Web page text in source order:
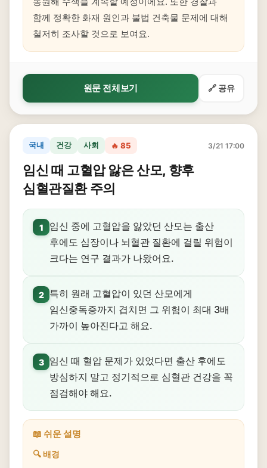
함께 정확한 화재 원인과 불법 건축물 문제에 대해
철저히 조사할 것으로 보여요.
원문 전체보기 🔗 공유
국내 건강 사회 🔥 85 3/21 17:00
임신 때 고혈압 앓은 산모, 향후
심혈관질환 주의
1
임신 중에 고혈압을 앓았던 산모는 출산
후에도 심장이나 뇌혈관 질환에 걸릴 위험이
크다는 연구 결과가 나왔어요.
2
특히 원래 고혈압이 있던 산모에게
임신중독증까지 겹치면 그 위험이 최대 3배
가까이 높아진다고 해요.
3
임신 때 혈압 문제가 있었다면 출산 후에도
방심하지 말고 정기적으로 심혈관 건강을 꼭
점검해야 해요.
📖 쉬운 설명
🔍 배경